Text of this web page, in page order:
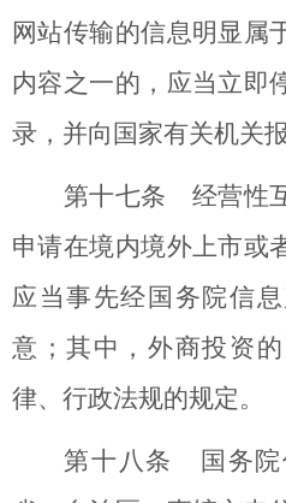
网站传输的信息明显属
内容之一的，应当立即
录，并向国家有关机关报
第十七条 经营性
申请在境内境外上市或
应当事先经国务院信
意；其中，外商投资
律、行政法规的规定。
第十八条 国务院